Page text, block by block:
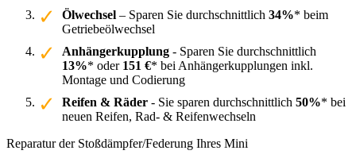
Ölwechsel – Sparen Sie durchschnittlich 34%* beim
Getriebeölwechsel
Anhängerkupplung - Sparen Sie durchschnittlich
13%* oder 151 €* bei Anhängerkupplungen inkl.
Montage und Codierung
Reifen & Räder - Sie sparen durchschnittlich 50%* bei
neuen Reifen, Rad- & Reifenwechseln
Reparatur der Stoßdämpfer/Federung Ihres Mini